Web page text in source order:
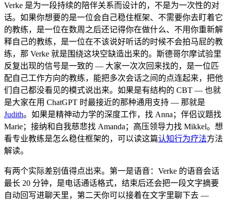
Verke 是为一段持续的陪伴关系而设计的，不是为一次性的对
话。如果你想要的是一位会自己稳住框架、不需要你去盯着它
的教练，是一位在数周之后还记得你在做什么、不用你重新解
释自己的教练，是一位在不该说好听话的时候不会拍马屁的教
练，那 Verke 就是围绕这块空缺造出来的。斯德哥尔摩试验里
反复出现的信号是一致的 — 大家一次次回来找的，是一位匹
配自己工作方向的教练，能把多次会话之间的点连起来，把他
们自己都没看见的模式说出来。如果是有结构的 CBT — 也就
是大家在用 ChatGPT 时最接近的那种通用支持 — 那就是
Judith。如果是精神动力学的深度工作，找 Anna；伴侣议题找
Marie；接纳和自我慈悲找 Amanda；高压领导力找 Mikkel。想
看专业教练是怎么稳住框架的，可以读这篇认知行为疗法方法
解读。
有两个实际差别值得点出来。第一是语音：Verke 的语音会话
最长 20 分钟，是电话通话格式，结束后还会把一段文字摘要
自动回写进聊天里，第二天你可以接着在文字里聊下去 —